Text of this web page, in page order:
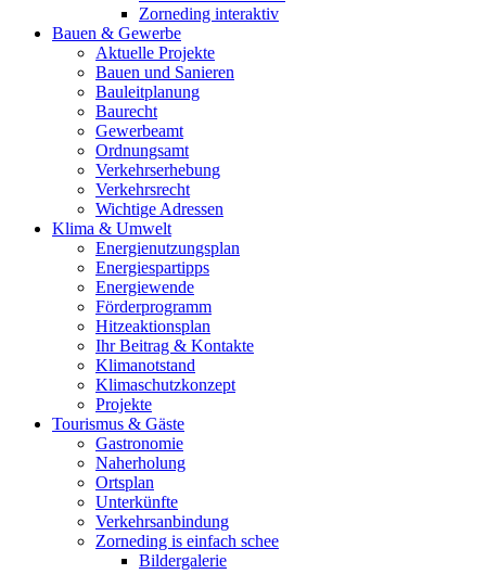
Zorneding interaktiv
Bauen & Gewerbe
Aktuelle Projekte
Bauen und Sanieren
Bauleitplanung
Baurecht
Gewerbeamt
Ordnungsamt
Verkehrserhebung
Verkehrsrecht
Wichtige Adressen
Klima & Umwelt
Energienutzungsplan
Energiespartipps
Energiewende
Förderprogramm
Hitzeaktionsplan
Ihr Beitrag & Kontakte
Klimanotstand
Klimaschutzkonzept
Projekte
Tourismus & Gäste
Gastronomie
Naherholung
Ortsplan
Unterkünfte
Verkehrsanbindung
Zorneding is einfach schee
Bildergalerie